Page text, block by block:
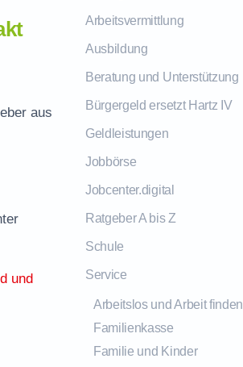
aus
und
Arbeitsvermittlung
Ausbildung
Beratung und Unterstützung
Bürgergeld ersetzt Hartz IV
Geldleistungen
Jobbörse
Jobcenter.digital
Ratgeber A bis Z
Schule
Service
Arbeitslos und Arbeit finden
Familienkasse
Familie und Kinder